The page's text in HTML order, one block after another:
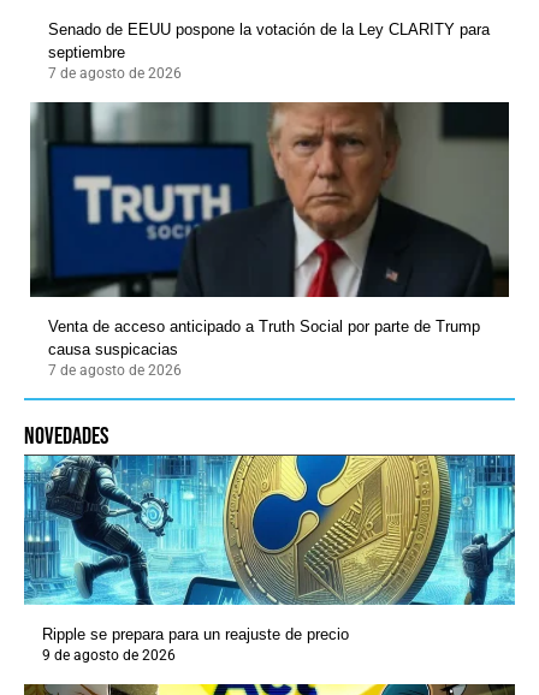
Senado de EEUU pospone la votación de la Ley CLARITY para
septiembre
7 de agosto de 2026
Venta de acceso anticipado a Truth Social por parte de Trump
causa suspicacias
7 de agosto de 2026
novedades
Ripple se prepara para un reajuste de precio
9 de agosto de 2026